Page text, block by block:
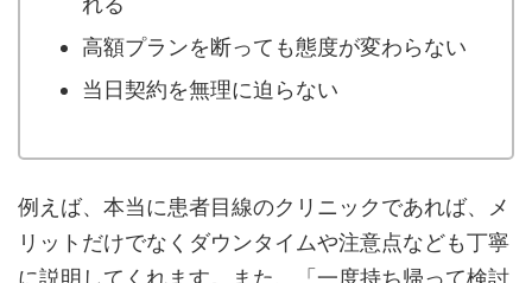
高額プランを断っても態度が変わらない
当日契約を無理に迫らない
例えば、本当に患者目線のクリニックであれば、メ
リットだけでなくダウンタイムや注意点なども丁寧